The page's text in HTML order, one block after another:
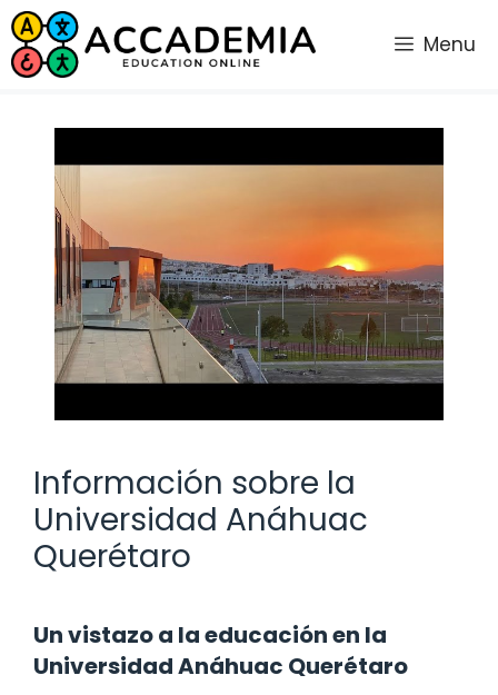
Saltar
al
contenido
Menu
Información sobre la
Universidad Anáhuac
Querétaro
Un vistazo a la educación en la
Universidad Anáhuac Querétaro